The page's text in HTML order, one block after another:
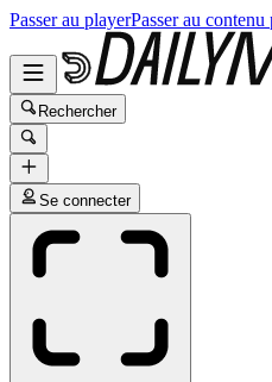
Passer au playerPasser au
Rechercher
Se connecter